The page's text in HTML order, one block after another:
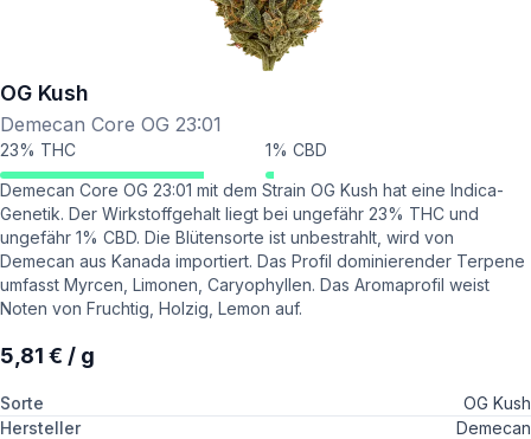
OG Kush
Demecan Core OG 23:01
23% THC
1% CBD
Demecan Core OG 23:01 mit dem Strain OG Kush hat eine Indica-
Genetik. Der Wirkstoffgehalt liegt bei ungefähr 23% THC und
ungefähr 1% CBD. Die Blütensorte ist unbestrahlt, wird von
Demecan aus Kanada importiert. Das Profil dominierender Terpene
umfasst Myrcen, Limonen, Caryophyllen. Das Aromaprofil weist
Noten von Fruchtig, Holzig, Lemon auf.
5,81 € / g
Sorte
OG Kush
Hersteller
Demecan